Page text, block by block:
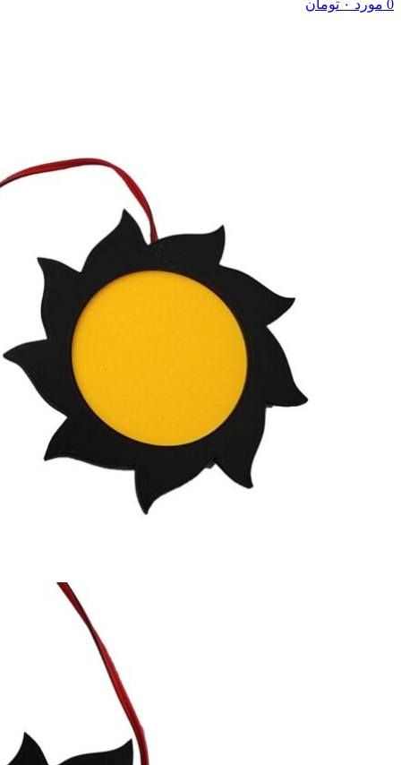
0 مورد ۰ تومان